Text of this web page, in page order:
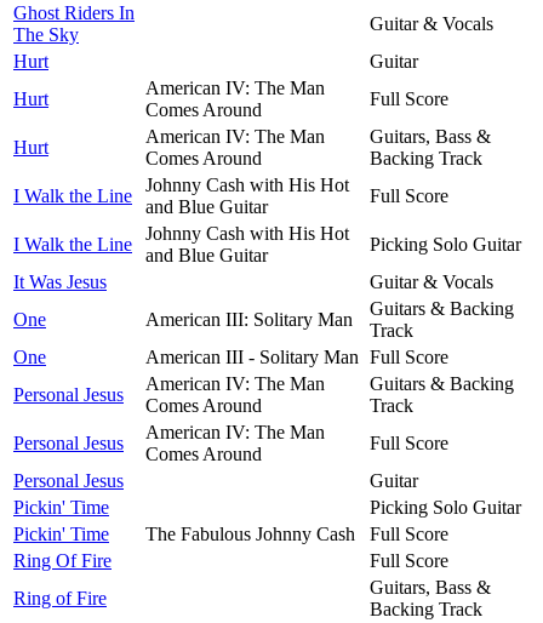
Ghost Riders In
The Sky
Guitar & Vocals
Hurt
Guitar
Hurt
American IV: The Man
Comes Around
Full Score
Hurt
American IV: The Man
Comes Around
Guitars, Bass &
Backing Track
I Walk the Line
Johnny Cash with His Hot
and Blue Guitar
Full Score
I Walk the Line
Johnny Cash with His Hot
and Blue Guitar
Picking Solo Guitar
It Was Jesus
Guitar & Vocals
One
American III: Solitary Man
Guitars & Backing
Track
One
American III - Solitary Man Full Score
Personal Jesus
American IV: The Man
Comes Around
Guitars & Backing
Track
Personal Jesus
American IV: The Man
Comes Around
Full Score
Personal Jesus
Guitar
Pickin' Time
Picking Solo Guitar
Pickin' Time
The Fabulous Johnny Cash
Full Score
Ring Of Fire
Full Score
Ring of Fire
Guitars, Bass &
Backing Track